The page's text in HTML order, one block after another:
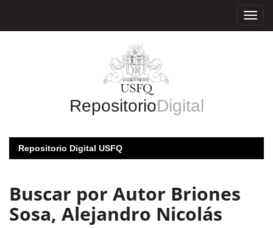
RepositorioDigital
Repositorio Digital USFQ
Buscar por Autor Briones
Sosa, Alejandro Nicolás